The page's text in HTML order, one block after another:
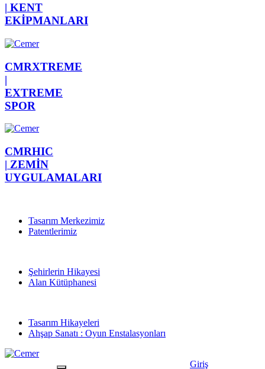
| KENT
EKİPMANLARI
CMRXTREME
|
EXTREME
SPOR
CMRHIC
| ZEMİN
UYGULAMALARI
Tasarım Merkezimiz
Patentlerimiz
Şehirlerin Hikayesi
Alan Kütüphanesi
Tasarım Hikayeleri
Ahşap Sanatı : Oyun Enstalasyonları
Giriş